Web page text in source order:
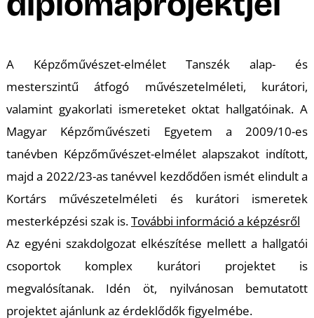
A Képzőművészet-elmélet Tanszék alap- és
mesterszintű átfogó művészetelméleti, kurátori,
valamint gyakorlati ismereteket oktat hallgatóinak. A
Magyar Képzőművészeti Egyetem a 2009/10-es
tanévben Képzőművészet-elmélet alapszakot indított,
majd a 2022/23-as tanévvel kezdődően ismét elindult a
Kortárs művészetelméleti és kurátori ismeretek
mesterképzési szak is.További információ a képzésről
Az egyéni szakdolgozat elkészítése mellett a hallgatói
csoportok komplex kurátori projektet is
megvalósítanak. Idén öt, nyilvánosan bemutatott
projektet ajánlunk az érdeklődők figyelmébe.